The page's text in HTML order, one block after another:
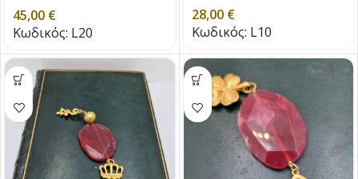
φεγγαρόπετρα και
επιχρυσωμένα στοιχεία
45,00 €
Κωδικός: L20
28,00 €
Κωδικός: L10